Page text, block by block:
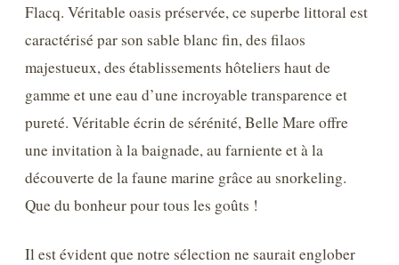
Flacq. Véritable oasis préservée, ce superbe littoral est
caractérisé par son sable blanc fin, des filaos
majestueux, des établissements hôteliers haut de
gamme et une eau d’une incroyable transparence et
pureté. Véritable écrin de sérénité, Belle Mare offre
une invitation à la baignade, au farniente et à la
découverte de la faune marine grâce au snorkeling.
Que du bonheur pour tous les goûts !
Il est évident que notre sélection ne saurait englober